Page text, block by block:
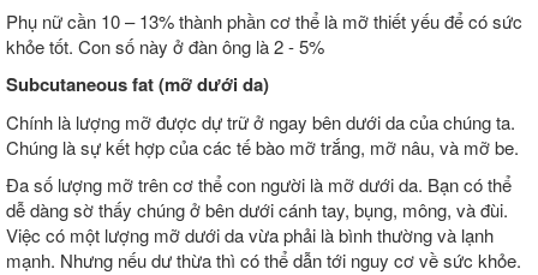
Phụ nữ cần 10 – 13% thành phần cơ thể là mỡ thiết yếu để có sức
khỏe tốt. Con số này ở đàn ông là 2 - 5%
Subcutaneous fat (mỡ dưới da)
Chính là lượng mỡ được dự trữ ở ngay bên dưới da của chúng ta.
Chúng là sự kết hợp của các tế bào mỡ trắng, mỡ nâu, và mỡ be.
Đa số lượng mỡ trên cơ thể con người là mỡ dưới da. Bạn có thể
dễ dàng sờ thấy chúng ở bên dưới cánh tay, bụng, mông, và đùi.
Việc có một lượng mỡ dưới da vừa phải là bình thường và lạnh
mạnh. Nhưng nếu dư thừa thì có thể dẫn tới nguy cơ về sức khỏe.